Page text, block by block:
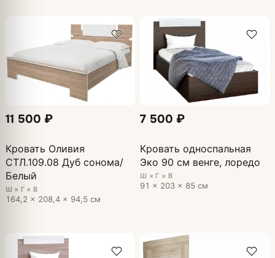
11 500 ₽
Кровать Оливия
СТЛ.109.08 Дуб сонома/
Белый
Ш × Г × В
164,2 × 208,4 × 94,5 см
7 500 ₽
Кровать односпальная
Эко 90 см венге, лоредо
Ш × Г × В
91 × 203 × 85 см